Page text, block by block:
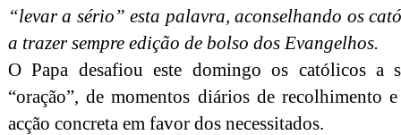
“levar a sério” esta palavra, aconselhando os
a trazer sempre edição de bolso dos Evangelhos.
O Papa desafiou este domingo os católicos a
“oração”, de momentos diários de recolhimento
acção concreta em favor dos necessitados.